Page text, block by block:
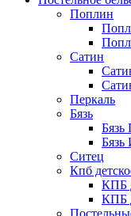
Поплин
Сатин
Перкаль
Бязь
Бязь
Ситец
Кпб
КПБ
КПБ